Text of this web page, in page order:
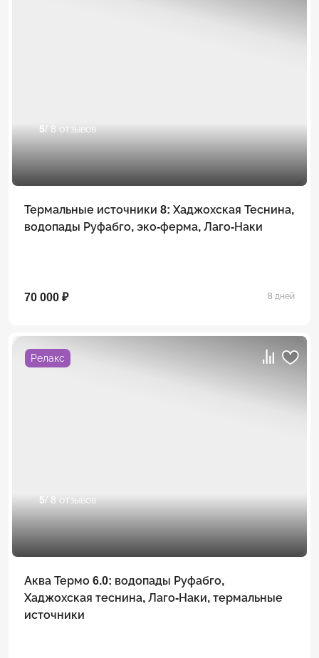
5/ 8 отзывов
Термальные источники 8: Хаджохская Теснина,
водопады Руфабго, эко-ферма, Лаго-Наки
70 000 ₽ 8 дней
Релакс
5/ 8 отзывов
Аква Термо 6.0: водопады Руфабго,
Хаджохская теснина, Лаго-Наки, термальные
источники